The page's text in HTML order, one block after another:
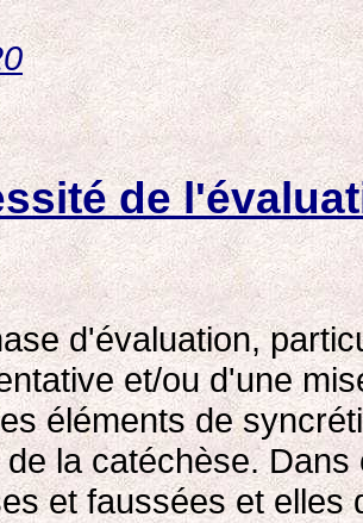
de
d'évaluation,
et/ou d'une
éléments de
la catéchèse.
et faussées et elles